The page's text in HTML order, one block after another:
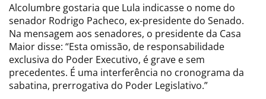
Alcolumbre gostaria que Lula indicasse o nome do
senador Rodrigo Pacheco, ex-presidente do Senado.
Na mensagem aos senadores, o presidente da Casa
Maior disse: “Esta omissão, de responsabilidade
exclusiva do Poder Executivo, é grave e sem
precedentes. É uma interferência no cronograma da
sabatina, prerrogativa do Poder Legislativo.”